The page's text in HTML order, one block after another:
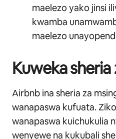
maelezo yako jinsi
kwamba
maelezo
Kuweka
Airbnb ina sheria za
wanapaswa kufuata.
wanapaswa kuichukulia
wenyewe na kukubali